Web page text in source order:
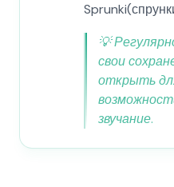
💡
свои
открыть
звучание.